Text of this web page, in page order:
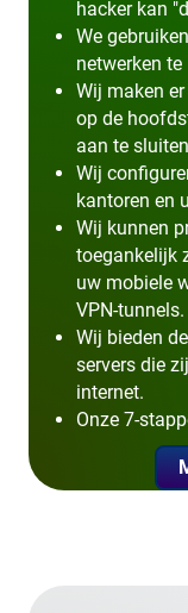
hacker kan
We
netwerken te
Wij maken
op de
aan te
Wij
kantoren en
Wij kunnen
toegankelijk
uw mobiele
VPN-tunnels.
Wij bieden
servers die
internet.
Onze 7-